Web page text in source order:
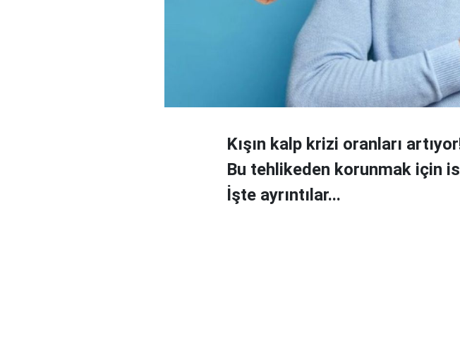
Kışın kalp krizi oranları
Bu tehlikeden korunmak için
İşte ayrıntılar...